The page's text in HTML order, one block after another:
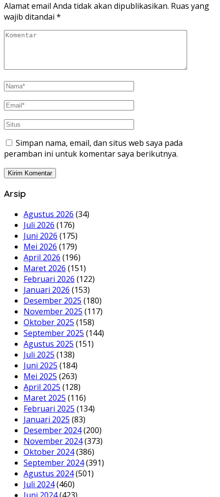
Alamat email Anda tidak akan dipublikasikan. Ruas yang
wajib ditandai *
Simpan nama, email, dan situs web saya pada
peramban ini untuk komentar saya berikutnya.
Arsip
Agustus 2026 (34)
Juli 2026 (176)
Juni 2026 (175)
Mei 2026 (179)
April 2026 (196)
Maret 2026 (151)
Februari 2026 (122)
Januari 2026 (153)
Desember 2025 (180)
November 2025 (117)
Oktober 2025 (158)
September 2025 (144)
Agustus 2025 (151)
Juli 2025 (138)
Juni 2025 (184)
Mei 2025 (263)
April 2025 (128)
Maret 2025 (116)
Februari 2025 (134)
Januari 2025 (83)
Desember 2024(200)
November 2024(373)
Oktober 2024(386)
September 2024(391)
Agustus 2024(501)
Juli 2024(460)
Juni 2024(423)